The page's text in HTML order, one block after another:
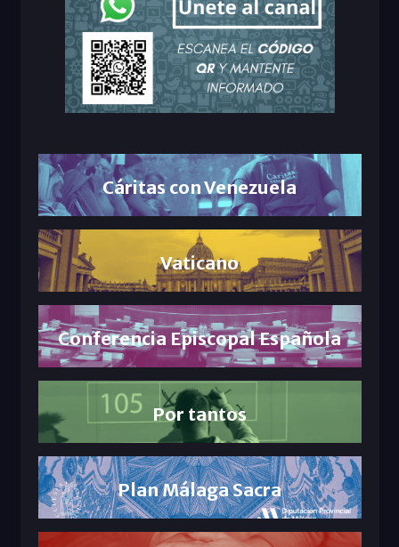
Cáritas con Venezuela
Vaticano
Conferencia Episcopal Española
Por tantos
Plan Málaga Sacra